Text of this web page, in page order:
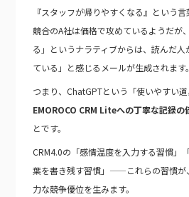
『スタッフが帰りやすくなる』という言
競合のA社は価格で攻めているようだが
る」というナラティブからは、読んだ
ている」と感じるメールが生成されます。
つまり、ChatGPTという「使いやすい道
EMOROCO CRM Liteへの丁寧な記録の
とです。
CRM4.0の「感情温度を入力する習慣」
葉を書き残す習慣」——これらの習慣が
力な競争優位を生みます。